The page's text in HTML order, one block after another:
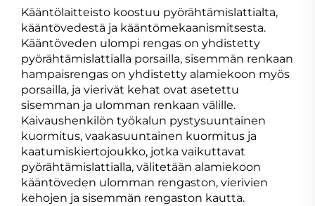
Kääntölaitteisto koostuu pyörähtämislattialta,
kääntövedestä ja kääntömekaanismitsesta.
Kääntöveden ulompi rengas on yhdistetty
pyörähtämislattialla porsailla, sisemmän renkaan
hampaisrengas on yhdistetty alamiekoon myös
porsailla, ja vierivät kehat ovat asetettu
sisemman ja ulomman renkaan välille.
Kaivaushenkilön työkalun pystysuuntainen
kuormitus, vaakasuuntainen kuormitus ja
kaatumiskiertojoukko, jotka vaikuttavat
pyörähtämislattialla, välitetään alamiekoon
kääntöveden ulomman rengaston, vierivien
kehojen ja sisemmän rengaston kautta.